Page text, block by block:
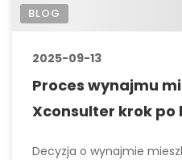
BLOG
2025-09-13
Proces wynajmu
Xconsulter krok po
Decyzja o wynajmie